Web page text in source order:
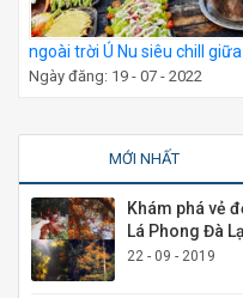
ngoài trời Ú Nu siêu chill
Ngày đăng: 19 - 07 - 2022
MỚI NHẤT
Khám phá vẻ
Lá Phong Đà
22 - 09 - 2019